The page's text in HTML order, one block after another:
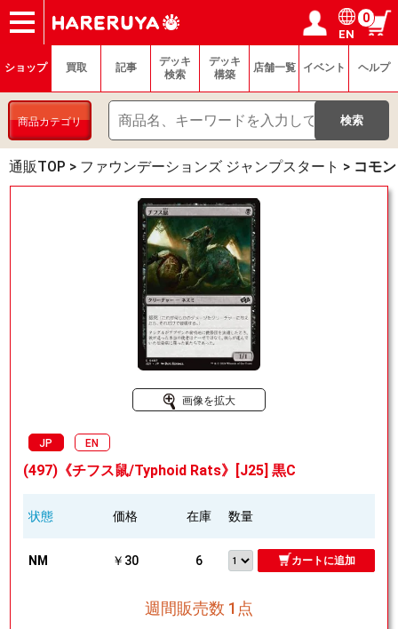
ショップ
買取
記事
デッキ検索
デッキ構築
選手一覧
店舗一覧
イベント
ヘルプ
お問い合わせ ログイン／会員登録
マイページ
EN
0
ショップ 買取 記事
デッキ
検索
デッキ
構築
店舗一覧 イベント ヘルプ
商品カテゴリ
通販TOP > ファウンデーションズ ジャンプスタート > コモン
画像を拡大
JP EN
(497)《チフス鼠/Typhoid Rats》[J25] 黒C
状態 価格 在庫 数量
NM ￥30 6 カートに追加
週間販売数 1点